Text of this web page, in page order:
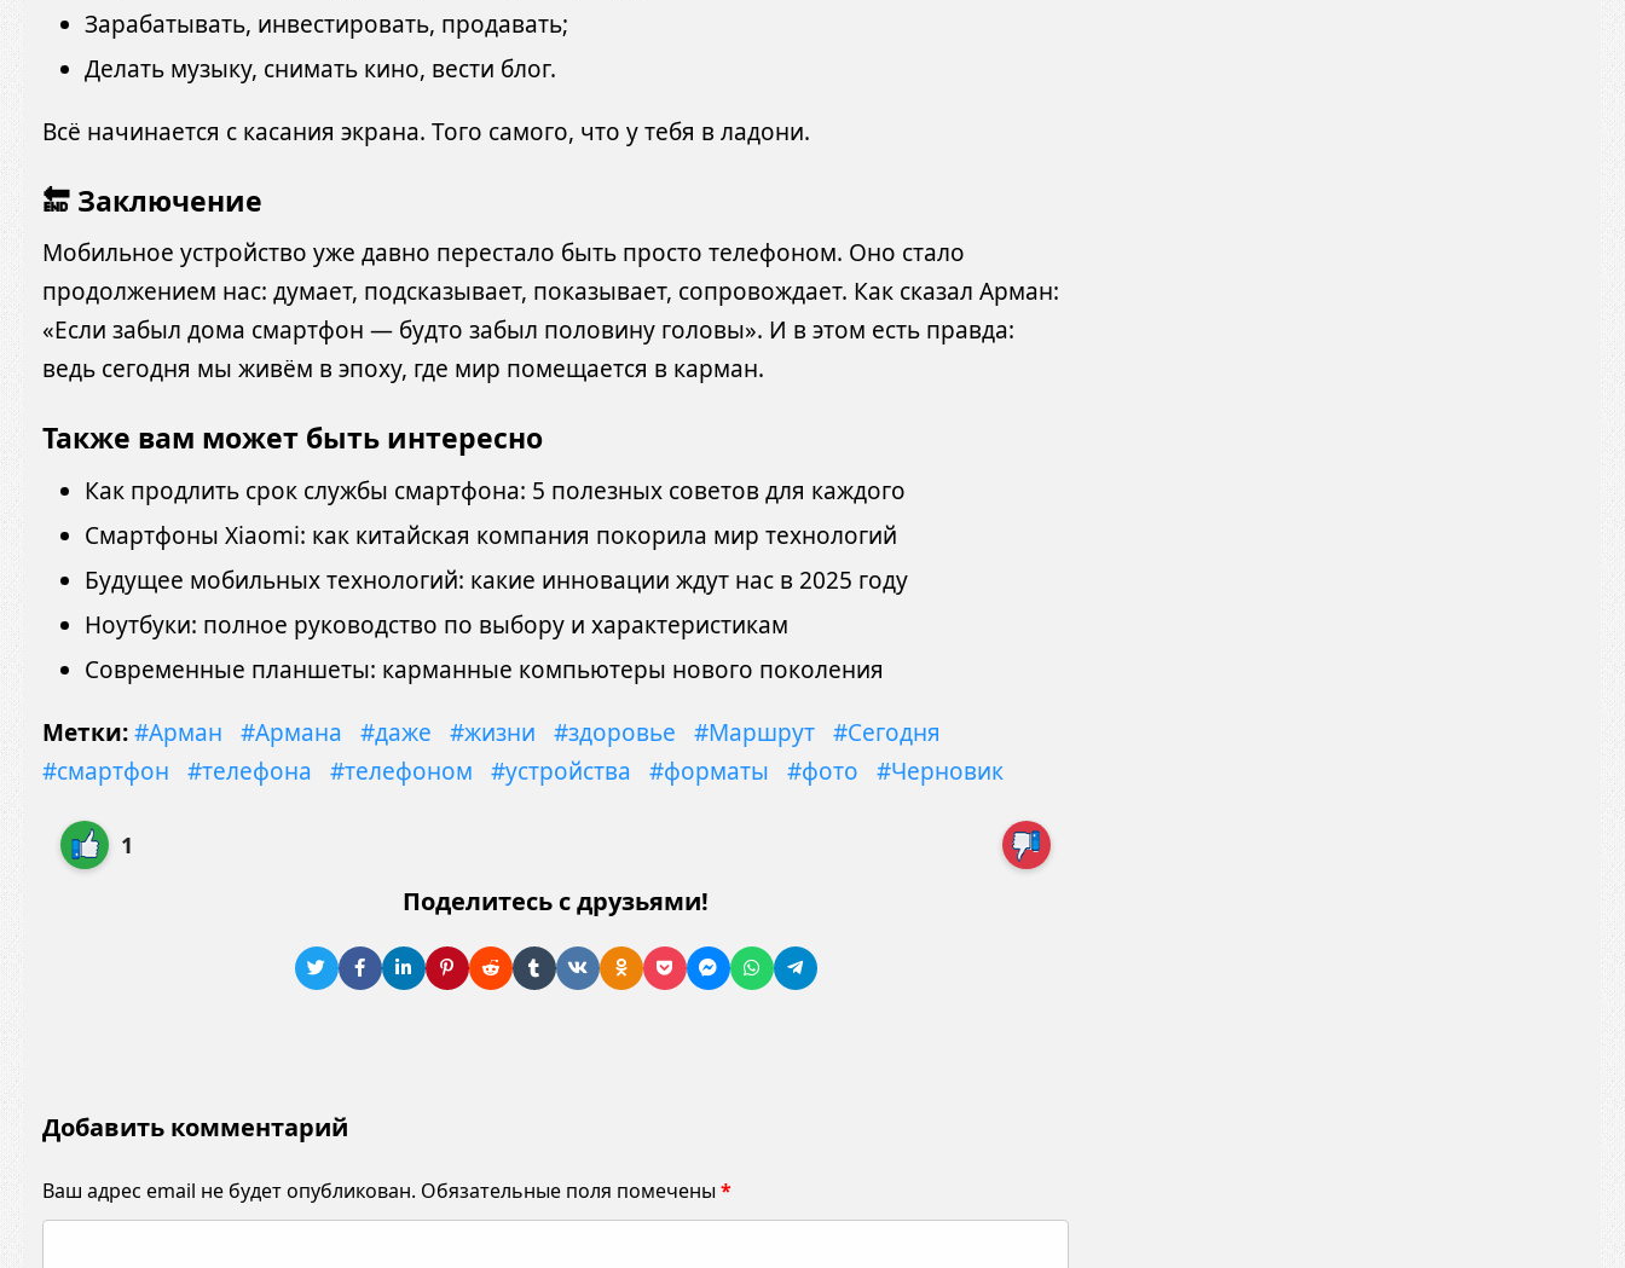
Зарабатывать, инвестировать, продавать;
Делать музыку, снимать кино, вести блог.
Всё начинается с касания экрана. Того самого, что у тебя в ладони.
🔚 Заключение
Мобильное устройство уже давно перестало быть просто телефоном. Оно стало
продолжением нас: думает, подсказывает, показывает, сопровождает. Как сказал Арман:
«Если забыл дома смартфон — будто забыл половину головы». И в этом есть правда:
ведь сегодня мы живём в эпоху, где мир помещается в карман.
Также вам может быть интересно
Как продлить срок службы смартфона: 5 полезных советов для каждого
Смартфоны Xiaomi: как китайская компания покорила мир технологий
Будущее мобильных технологий: какие инновации ждут нас в 2025 году
Ноутбуки: полное руководство по выбору и характеристикам
Современные планшеты: карманные компьютеры нового поколения
Метки:#Арман #Армана #даже #жизни #здоровье #Маршрут #Сегодня
#смартфон
#телефона #телефоном #устройства #форматы #фото #Черновик
1
Поделитесь с друзьями!
Добавить комментарий
Ваш адрес email не будет опубликован. Обязательные поля помечены *